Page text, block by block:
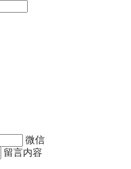
微信
留言内容